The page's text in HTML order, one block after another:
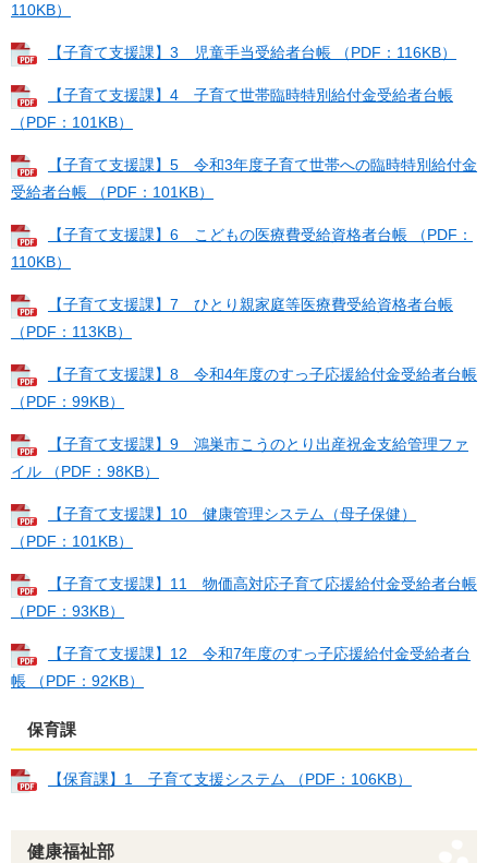
110KB）
【子育て支援課】3 児童手当受給者台帳 （PDF：116KB）
【子育て支援課】4 子育て世帯臨時特別給付金受給者台帳
（PDF：101KB）
【子育て支援課】5 令和3年度子育て世帯への臨時特別給付金
受給者台帳 （PDF：101KB）
【子育て支援課】6 こどもの医療費受給資格者台帳 （PDF：
110KB）
【子育て支援課】7 ひとり親家庭等医療費受給資格者台帳
（PDF：113KB）
【子育て支援課】8 令和4年度のすっ子応援給付金受給者台帳
（PDF：99KB）
【子育て支援課】9 鴻巣市こうのとり出産祝金支給管理ファ
イル （PDF：98KB）
【子育て支援課】10 健康管理システム（母子保健）
（PDF：101KB）
【子育て支援課】11 物価高対応子育て応援給付金受給者台帳
（PDF：93KB）
【子育て支援課】12 令和7年度のすっ子応援給付金受給者台
帳 （PDF：92KB）
保育課
【保育課】1 子育て支援システム （PDF：106KB）
健康福祉部